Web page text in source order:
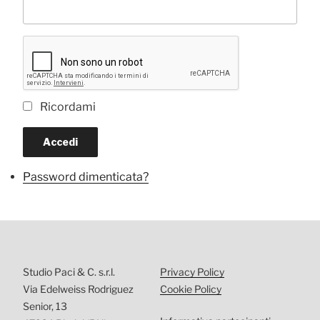
Ricordami
Accedi
Password dimenticata?
Studio Paci & C. s.r.l.
Via Edelweiss Rodriguez
Senior, 13
Privacy Policy
Cookie Policy